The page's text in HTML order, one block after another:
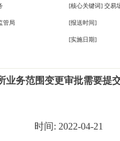
[核心关键词] 交易
管局 [报送时间]
[实施日期]
业务范围变更审批需要提
时间: 2022-04-21